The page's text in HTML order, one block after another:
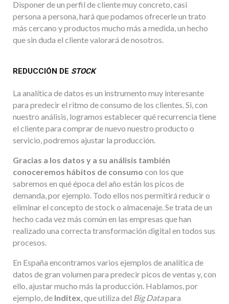
Disponer de un perfil de cliente muy concreto, casi
persona a persona, hará que podamos ofrecerle un trato
más cercano y productos mucho más a medida, un hecho
que sin duda el cliente valorará de nosotros.
REDUCCIÓN DE STOCK
La analítica de datos es un instrumento muy interesante
para predecir el ritmo de consumo de los clientes. Si, con
nuestro análisis, logramos establecer qué recurrencia tiene
el cliente para comprar de nuevo nuestro producto o
servicio, podremos ajustar la producción.
Gracias a los datos y a su análisis también
conoceremos hábitos de consumo con los que
sabremos en qué época del año están los picos de
demanda, por ejemplo. Todo ellos nos permitirá reducir o
eliminar el concepto de stock o almacenaje. Se trata de un
hecho cada vez más común en las empresas que han
realizado una correcta transformación digital en todos sus
procesos.
En España encontramos varios ejemplos de analítica de
datos de gran volumen para predecir picos de ventas y, con
ello, ajustar mucho más la producción. Hablamos, por
ejemplo, de Inditex, que utiliza del Big Datapara